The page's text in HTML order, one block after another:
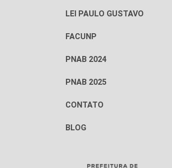
LEI PAULO GUSTAVO
FACUNP
PNAB 2024
PNAB 2025
CONTATO
BLOG